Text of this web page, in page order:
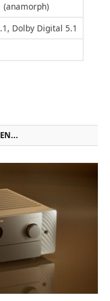
(anamorph)
Dolby Digital 5.1